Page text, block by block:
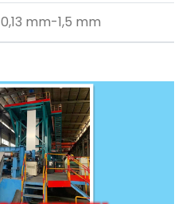
0,13 mm-1,5 mm